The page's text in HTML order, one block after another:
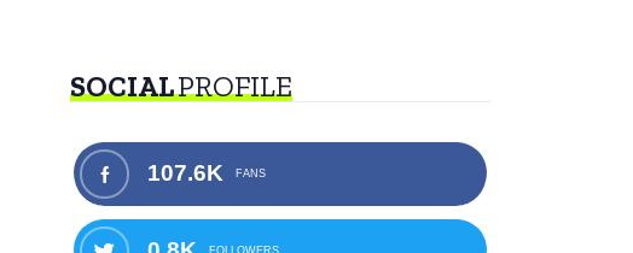
SOCIALPROFILE
107.6K FANS